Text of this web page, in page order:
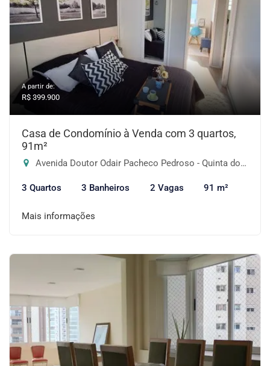
A partir de:
R$ 399.900
Casa de Condomínio à Venda com 3 quartos,
91m²
Avenida Doutor Odair Pacheco Pedroso - Quinta dos Angicos, Cotia-SP
3 Quartos 3 Banheiros 2 Vagas 91 m²
Mais informações